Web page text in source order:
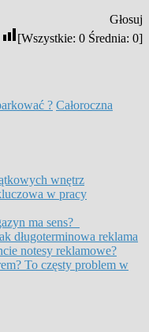
Głosuj
[Wszystkie: 0 Średnia: 0]
? Całoroczna
wnętrz
w pracy
ma sens?
długoterminowa reklama
notesy reklamowe?
To częsty problem w